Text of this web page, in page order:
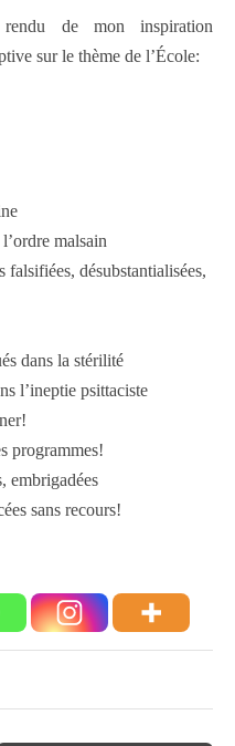
de mon inspiration
sur le thème de l’École:
malsain
désubstantialisées,
dans la stérilité
l’ineptie psittaciste
programmes!
embrigadées
sans recours!